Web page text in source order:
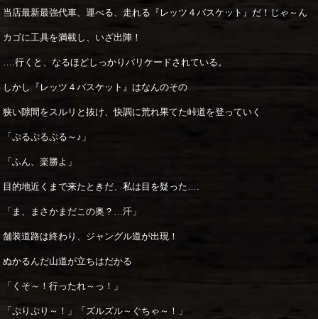
当店最新最強代車、運べる、走れる『レッツ４バスケット』だ！じゃ～ん
カゴに工具を満載し、いざ出陣！
….行くと、なるほどしっかりバリケードされている。
しかし『レッツ４バスケット』はなんのその
狭い隙間をスルリと抜け、快調に荒れ果てた峠道を登っていく
「ぷるぷるぷる～♪」
「ふん、楽勝よ」
目的地近くまで来たときだ、私は目を疑った….
「ま、まさかまだこの奥？…汗」
舗装道路は終わり、ジャングル道が出現！
ぬかるんだ山道が立ちはだかる
「くそ～！行ったれ～っ！」
「ぷりぷり～！」「ズルズル～ぐちゃ～！」